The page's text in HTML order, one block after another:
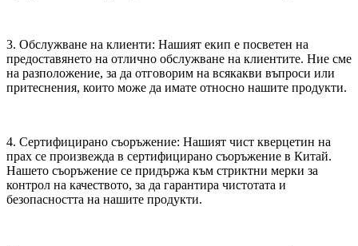
3. Обслужване на клиенти: Нашият екип е посветен на
предоставянето на отлично обслужване на клиентите. Ние сме
на разположение, за да отговорим на всякакви въпроси или
притеснения, които може да имате относно нашите продукти.
4. Сертифицирано съоръжение: Нашият чист кверцетин на
прах се произвежда в сертифицирано съоръжение в Китай.
Нашето съоръжение се придържа към стриктни мерки за
контрол на качеството, за да гарантира чистотата и
безопасността на нашите продукти.